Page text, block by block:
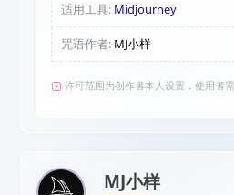
适用工具: Midjourney
咒语作者: MJ小样
许可范围为创作者本人设置，使用者需
MJ小样